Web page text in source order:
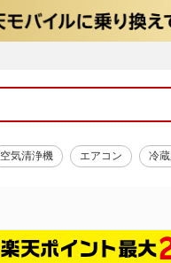
空気清浄機 エアコン 冷